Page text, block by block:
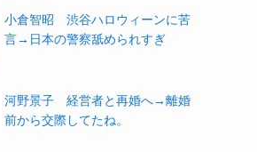
小倉智昭 渋谷ハロウィーンに苦
言→日本の警察舐められすぎ
河野景子 経営者と再婚へ→離婚
前から交際してたね。